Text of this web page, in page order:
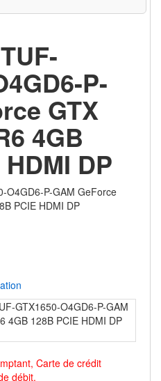
P-
GTX
4GB
DP
GTX1650-O4GD6-P-GAM
4GB 128B PCIE HDMI DP
Carte de crédit
débit.